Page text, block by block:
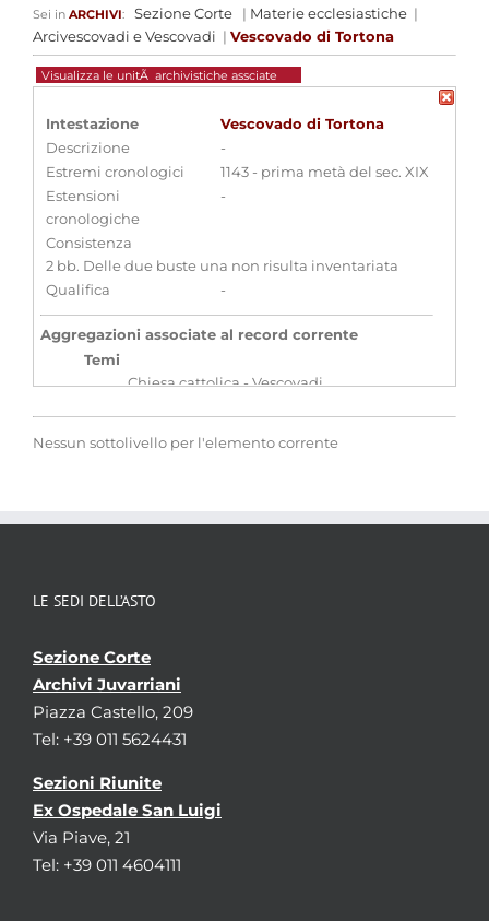
Sei in ARCHIVI: Sezione Corte | Materie ecclesiastiche |
Arcivescovadi e Vescovadi | Vescovado di Tortona
Visualizza le unitÃ archivistiche assciate
Intestazione
Vescovado di Tortona
Descrizione
-
Estremi cronologici
1143 - prima metà del sec. XIX
Estensioni
cronologiche
-
Consistenza
2 bb. Delle due buste una non risulta inventariata
Qualifica
-
Aggregazioni associate al record corrente
Temi
Chiesa cattolica - Vescovadi
Archivi
ecclesiastici
Nessun sottolivello per l'elemento corrente
LE SEDI DELL’ASTO
Sezione Corte
Archivi Juvarriani
Piazza Castello, 209
Tel: +39 011 5624431
Sezioni Riunite
Ex Ospedale San Luigi
Via Piave, 21
Tel: +39 011 4604111